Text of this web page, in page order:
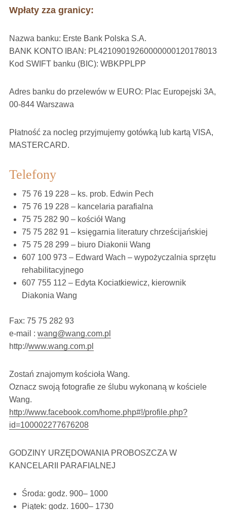
Wpłaty zza granicy:
Nazwa banku: Erste Bank Polska S.A.
BANK KONTO IBAN: PL42109019260000000120178013
Kod SWIFT banku (BIC): WBKPPLPP
Adres banku do przelewów w EURO: Plac Europejski 3A,
00-844 Warszawa
Płatność za nocleg przyjmujemy gotówką lub kartą VISA,
MASTERCARD.
Telefony
75 76 19 228 – ks. prob. Edwin Pech
75 76 19 228 – kancelaria parafialna
75 75 282 90 – kościół Wang
75 75 282 91 – księgarnia literatury chrześcijańskiej
75 75 28 299 – biuro Diakonii Wang
607 100 973 – Edward Wach – wypożyczalnia sprzętu
rehabilitacyjnego
607 755 112 – Edyta Kociatkiewicz, kierownik
Diakonia Wang
Fax: 75 75 282 93
e-mail : wang@wang.com.pl
http://www.wang.com.pl
Zostań znajomym kościoła Wang.
Oznacz swoją fotografie ze ślubu wykonaną w kościele
Wang.
http://www.facebook.com/home.php#!/profile.php?
id=100002277676208
GODZINY URZĘDOWANIA PROBOSZCZA W
KANCELARII PARAFIALNEJ
Środa: godz. 900– 1000
Piątek: godz. 1600– 1730